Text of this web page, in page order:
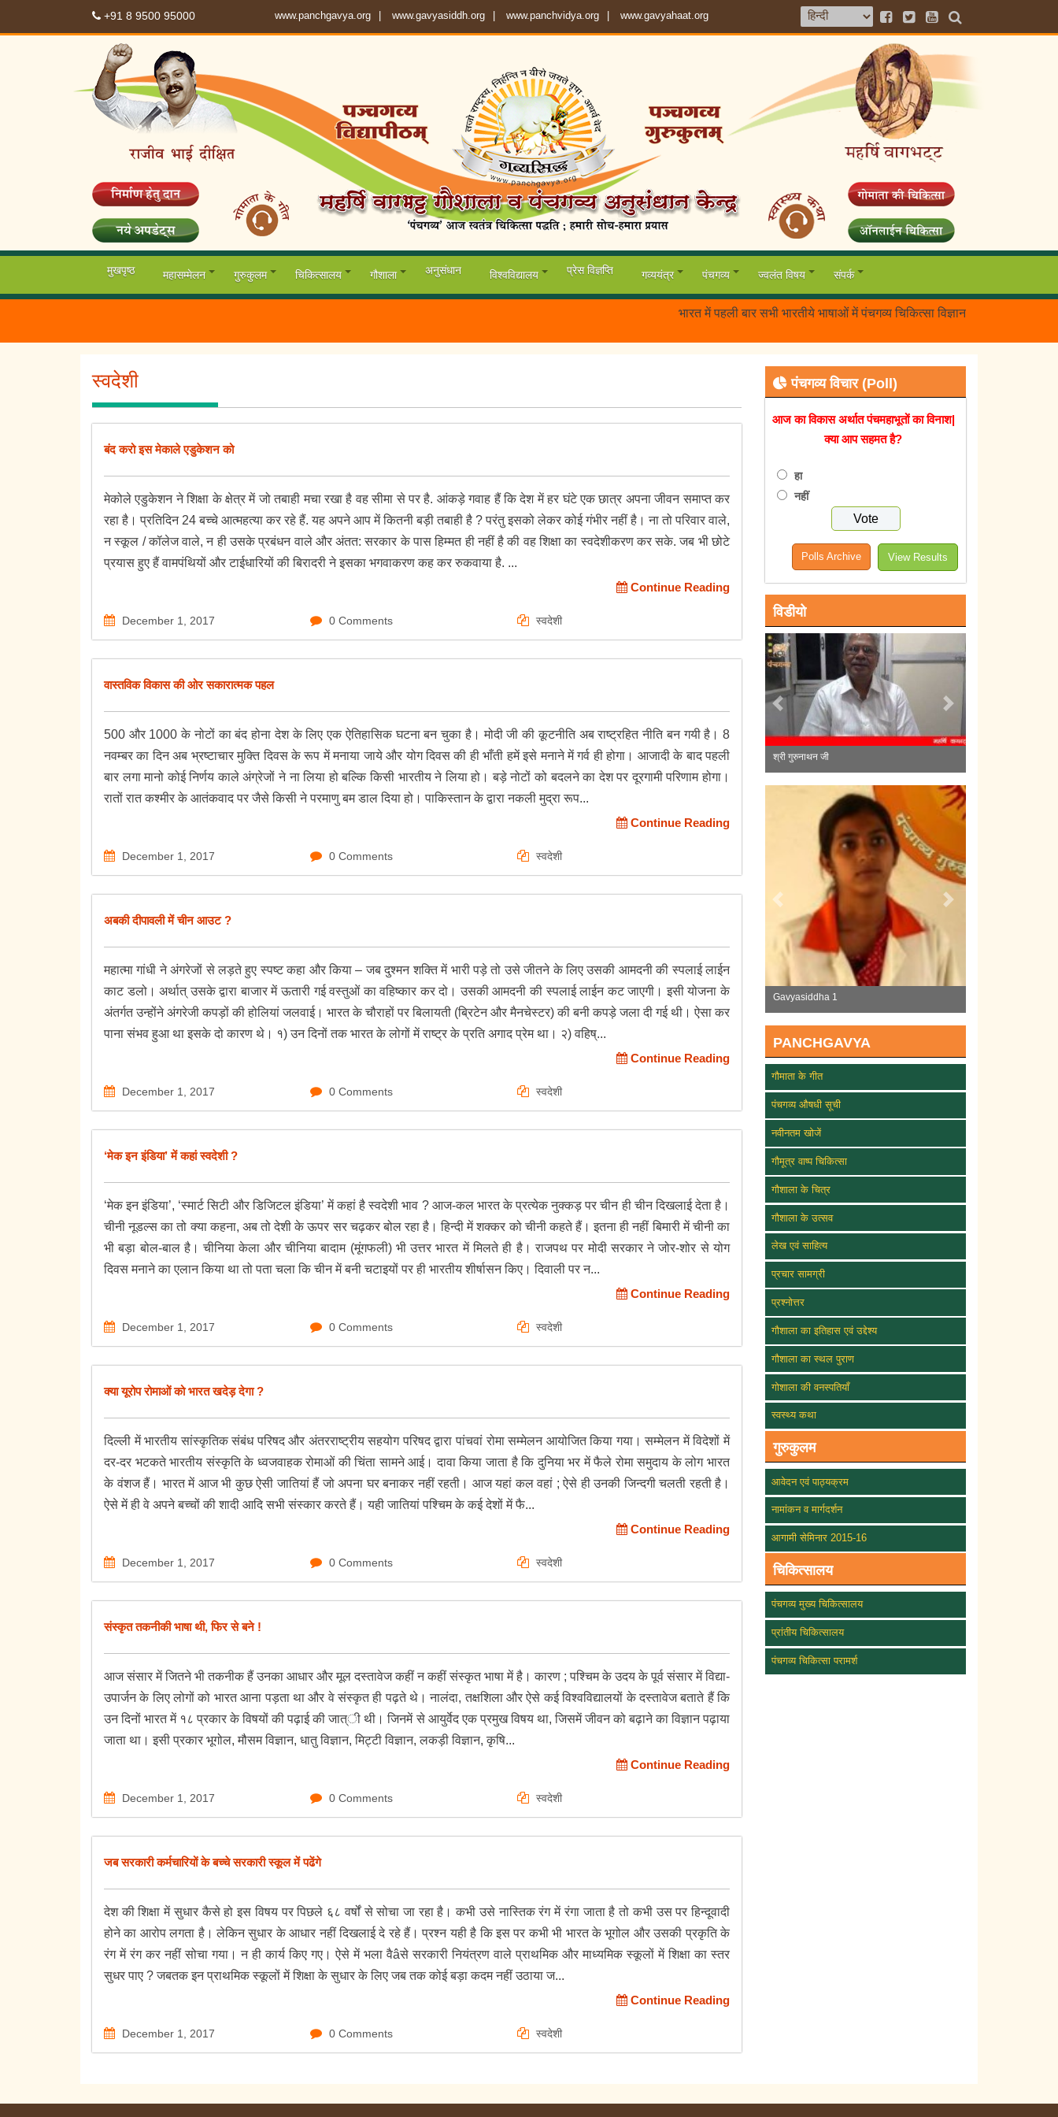
+91 8 9500 95000 www.panchgavya.org www.gavyasiddh.org www.panchvidya.org www.gavyahaat.org
मुखपृष्ठ महासम्मेलन गुरुकुलम चिकित्सालय गौशाला अनुसंधान विश्वविद्यालय प्रेस विज्ञप्ति गव्ययंत्र पंचगव्य ज्वलंत विषय संपर्क
भारत में पहली बार सभी भारतीये भाषाओं में पंचगव्य चिकित्सा विज्ञान (गऊमाँ के गव्यों)
स्वदेशी
बंद करो इस मेकाले एडुकेशन को
मेकोले एडुकेशन ने शिक्षा के क्षेत्र में जो तबाही मचा रखा है वह सीमा से पर है. आंकड़े गवाह हैं कि देश में हर घंटे एक छात्र अपना जीवन समाप्त कर
रहा है। प्रतिदिन 24 बच्चे आत्महत्या कर रहे हैं. यह अपने आप में कितनी बड़ी तबाही है ? परंतु इसको लेकर कोई गंभीर नहीं है। ना तो परिवार वाले,
न स्कूल / कॉलेज वाले, न ही उसके प्रबंधन वाले और अंतत: सरकार के पास हिम्मत ही नहीं है की वह शिक्षा का स्वदेशीकरण कर सके. जब भी छोटे
प्रयास हुए हैं वामपंथियों और टाईधारियों की बिरादरी ने इसका भगवाकरण कह कर रुकवाया है. ...
Continue Reading
December 1, 2017 0 Comments स्वदेशी
वास्तविक विकास की ओर सकारात्मक पहल
500 और 1000 के नोटों का बंद होना देश के लिए एक ऐतिहासिक घटना बन चुका है। मोदी जी की कूटनीति अब राष्ट्रहित नीति बन गयी है। 8
नवम्बर का दिन अब भ्रष्टाचार मुक्ति दिवस के रूप में मनाया जाये और योग दिवस की ही भाँती हमें इसे मनाने में गर्व ही होगा। आजादी के बाद पहली
बार लगा मानो कोई निर्णय काले अंग्रेजों ने ना लिया हो बल्कि किसी भारतीय ने लिया हो। बड़े नोटों को बदलने का देश पर दूरगामी परिणाम होगा।
रातों रात कश्मीर के आतंकवाद पर जैसे किसी ने परमाणु बम डाल दिया हो। पाकिस्तान के द्वारा नकली मुद्रा रूप...
Continue Reading
December 1, 2017 0 Comments स्वदेशी
अबकी दीपावली में चीन आउट ?
महात्मा गांधी ने अंगरेजों से लड़ते हुए स्पष्ट कहा और किया – जब दुश्मन शक्ति में भारी पड़े तो उसे जीतने के लिए उसकी आमदनी की स्पलाई लाईन
काट डलो। अर्थात् उसके द्वारा बाजार में ऊतारी गई वस्तुओं का वहिष्कार कर दो। उसकी आमदनी की स्पलाई लाईन कट जाएगी। इसी योजना के
अंतर्गत उन्होंने अंगरेजी कपड़ों की होलियां जलवाई। भारत के चौराहों पर बिलायती (ब्रिटेन और मैनचेस्टर) की बनी कपड़े जला दी गई थी। ऐसा कर
पाना संभव हुआ था इसके दो कारण थे। १) उन दिनों तक भारत के लोगों में राष्ट्र के प्रति अगाद प्रेम था। २) वहिष्...
Continue Reading
December 1, 2017 0 Comments स्वदेशी
‘मेक इन इंडिया’ में कहां स्वदेशी ?
‘मेक इन इंडिया’, ‘स्मार्ट सिटी और डिजिटल इंडिया’ में कहां है स्वदेशी भाव ? आज-कल भारत के प्रत्येक नुक्कड़ पर चीन ही चीन दिखलाई देता है।
चीनी नूडल्स का तो क्या कहना, अब तो देशी के ऊपर सर चढ़कर बोल रहा है। हिन्दी में शक्कर को चीनी कहते हैं। इतना ही नहीं बिमारी में चीनी का
भी बड़ा बोल-बाल है। चीनिया केला और चीनिया बादाम (मूंगफली) भी उत्तर भारत में मिलते ही है। राजपथ पर मोदी सरकार ने जोर-शोर से योग
दिवस मनाने का एलान किया था तो पता चला कि चीन में बनी चटाइयों पर ही भारतीय शीर्षासन किए। दिवाली पर न...
Continue Reading
December 1, 2017 0 Comments स्वदेशी
क्या यूरोप रोमाओं को भारत खदेड़ देगा ?
दिल्ली में भारतीय सांस्कृतिक संबंध परिषद और अंतरराष्ट्रीय सहयोग परिषद द्वारा पांचवां रोमा सम्मेलन आयोजित किया गया। सम्मेलन में विदेशों में
दर-दर भटकते भारतीय संस्कृति के ध्वजवाहक रोमाओं की चिंता सामने आई। दावा किया जाता है कि दुनिया भर में फैले रोमा समुदाय के लोग भारत
के वंशज हैं। भारत में आज भी कुछ ऐसी जातियां हैं जो अपना घर बनाकर नहीं रहती। आज यहां कल वहां ; ऐसे ही उनकी जिन्दगी चलती रहती है।
ऐसे में ही वे अपने बच्चों की शादी आदि सभी संस्कार करते हैं। यही जातियां पश्चिम के कई देशों में फै...
Continue Reading
December 1, 2017 0 Comments स्वदेशी
संस्कृत तकनीकी भाषा थी, फिर से बने !
आज संसार में जितने भी तकनीक हैं उनका आधार और मूल दस्तावेज कहीं न कहीं संस्कृत भाषा में है। कारण ; पश्चिम के उदय के पूर्व संसार में विद्या-
उपार्जन के लिए लोगों को भारत आना पड़ता था और वे संस्कृत ही पढ़ते थे। नालंदा, तक्षशिला और ऐसे कई विश्वविद्यालयों के दस्तावेज बताते हैं कि
उन दिनों भारत में १८ प्रकार के विषयों की पढ़ाई की जात्ी थी। जिनमें से आयुर्वेद एक प्रमुख विषय था, जिसमें जीवन को बढ़ाने का विज्ञान पढ़ाया
जाता था। इसी प्रकार भूगोल, मौसम विज्ञान, धातु विज्ञान, मिट्टी विज्ञान, लकड़ी विज्ञान, कृषि...
Continue Reading
December 1, 2017 0 Comments स्वदेशी
जब सरकारी कर्मचारियों के बच्चे सरकारी स्कूल में पढेंगे
देश की शिक्षा में सुधार कैसे हो इस विषय पर पिछले ६८ वर्षों से सोचा जा रहा है। कभी उसे नास्तिक रंग में रंगा जाता है तो कभी उस पर हिन्दूवादी
होने का आरोप लगता है। लेकिन सुधार के आधार नहीं दिखलाई दे रहे हैं। प्रश्न यही है कि इस पर कभी भी भारत के भूगोल और उसकी प्रकृति के
रंग में रंग कर नहीं सोचा गया। न ही कार्य किए गए। ऐसे में भला वैâसे सरकारी नियंत्रण वाले प्राथमिक और माध्यमिक स्कूलों में शिक्षा का स्तर
सुधर पाए ? जबतक इन प्राथमिक स्कूलों में शिक्षा के सुधार के लिए जब तक कोई बड़ा कदम नहीं उठाया ज...
Continue Reading
December 1, 2017 0 Comments स्वदेशी
पंचगव्य विचार (Poll)
आज का विकास अर्थात पंचमहाभूतों का विनाश|
क्या आप सहमत है?
हा
नहीं
View Results
Polls Archive
विडीयो
श्री गुरुनाथन जी
Previous
Gavyasiddha 1
Previous
PANCHGAVYA
गौमाता के गीत
पंचगव्य औषधी सूची
नवीनतम खोजें
गौमूत्र वाष्प चिकित्सा
गौशाला के चित्र
गौशाला के उत्सव
लेख एवं साहित्य
प्रचार सामग्री
प्रश्नोत्तर
गौशाला का इतिहास एवं उद्देश्य
गौशाला का स्थल पुराण
गोशाला की वनस्पतियाँ
स्वस्थ्य कथा
गुरुकुलम
आवेदन एवं पाठ्यक्रम
नामांकन व मार्गदर्शन
आगामी सेमिनार 2015-16
चिकित्सालय
पंचगव्य मुख्य चिकित्सालय
प्रांतीय चिकित्सालय
पंचगव्य चिकित्सा परामर्श